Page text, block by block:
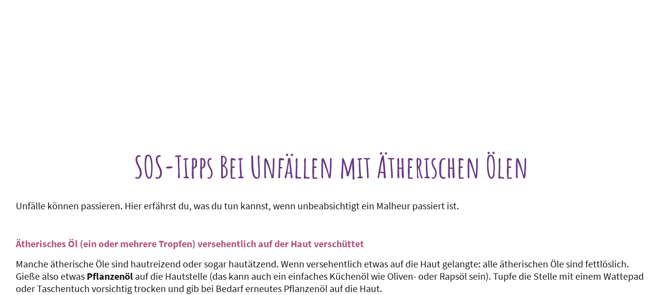
SOS-Tipps Bei Unfällen mit Ätherischen Ölen
Unfälle können passieren. Hier erfährst du, was du tun kannst, wenn unbeabsichtigt ein Malheur passiert ist.
Ätherisches Öl (ein oder mehrere Tropfen) versehentlich auf der Haut verschüttet
Manche ätherische Öle sind hautreizend oder sogar hautätzend. Wenn versehentlich etwas auf die Haut gelangte: alle ätherischen Öle sind fettlöslich.
Gieße also etwas Pflanzenöl auf die Hautstelle (das kann auch ein einfaches Küchenöl wie Oliven- oder Rapsöl sein). Tupfe die Stelle mit einem Wattepad
oder Taschentuch vorsichtig trocken und gib bei Bedarf erneutes Pflanzenöl auf die Haut.